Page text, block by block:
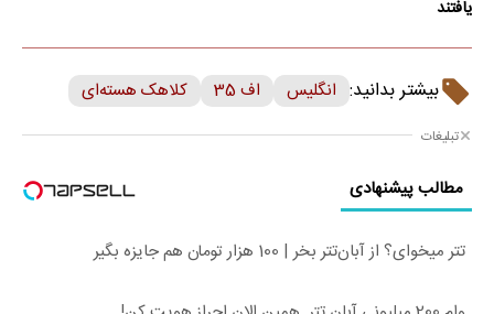
یافتند
بیشتر بدانید: انگلیس اف 35 کلاهک هسته‌ای
تبلیغات
مطالب پیشنهادی
تتر میخوای؟ از آبان‌تتر بخر | 100 هزار تومان هم جایزه بگیر